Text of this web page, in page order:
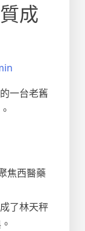
成
一台老舊
焦西醫藥
了林天秤